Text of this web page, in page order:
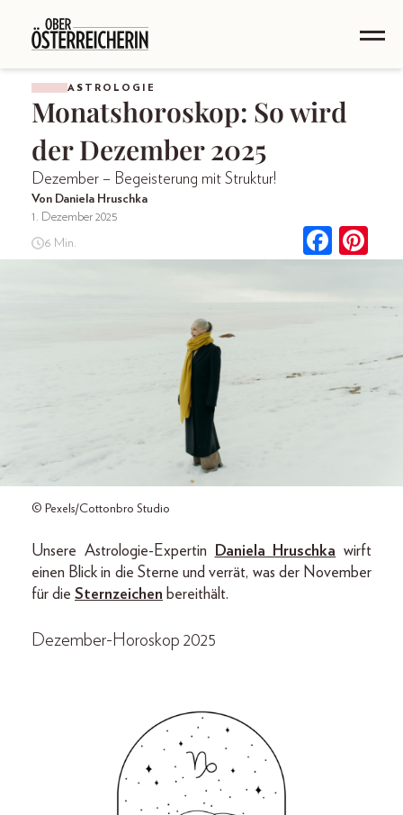
ASTROLOGIE
Monatshoroskop: So wird
der Dezember 2025
Dezember – Begeisterung mit Struktur!
Von Daniela Hruschka
1. Dezember 2025
6 Min.
© Pexels/Cottonbro Studio
Unsere Astrologie-Expertin Daniela Hruschka wirft
einen Blick in die Sterne und verrät, was der November
für die Sternzeichen bereithält.
Dezember-Horoskop 2025